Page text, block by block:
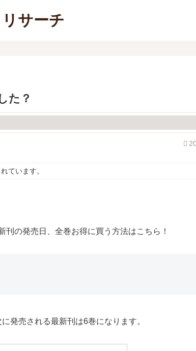
サーチ
た？
ています。
の発売日、全巻お得に買う方法はこちら！
発売される最新刊は6巻になります。